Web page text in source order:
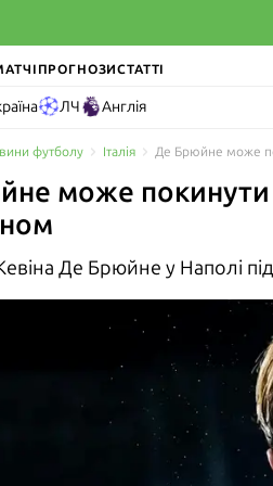
ПРОГНОЗИСТАТТІ
ЛЧ Англія
футболу Італія Де Брюйне може
може покинути
Де Брюйне у Наполі